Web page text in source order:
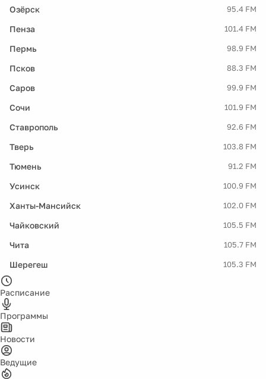
Озёрск 95.4 FM
Пенза 101.4 FM
Пермь 98.9 FM
Псков 88.3 FM
Саров 99.9 FM
Сочи 101.9 FM
Ставрополь 92.6 FM
Тверь 103.8 FM
Тюмень 91.2 FM
Усинск 100.9 FM
Ханты-Мансийск 102.0 FM
Чайковский 105.5 FM
Чита 105.7 FM
Шерегеш 105.3 FM
Расписание
Программы
Новости
Ведущие